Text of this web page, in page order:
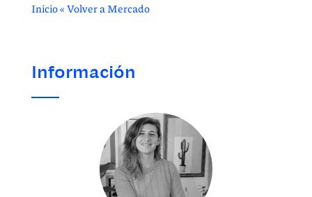
Inicio«Volver a Mercado
Información